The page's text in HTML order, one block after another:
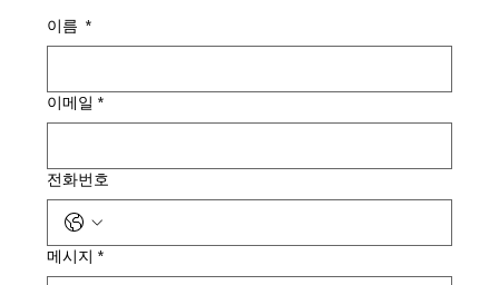
이름 *
이메일 *
전화번호
메시지 *